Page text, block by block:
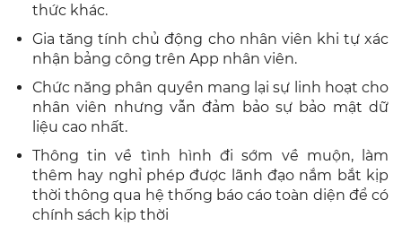
thức khác.
Gia tăng tính chủ động cho nhân viên khi tự xác
nhận bảng công trên App nhân viên.
Chức năng phân quyền mang lại sự linh hoạt cho
nhân viên nhưng vẫn đảm bảo sự bảo mật dữ
liệu cao nhất.
Thông tin về tình hình đi sớm về muộn, làm
thêm hay nghỉ phép được lãnh đạo nắm bắt kịp
thời thông qua hệ thống báo cáo toàn diện để có
chính sách kịp thời